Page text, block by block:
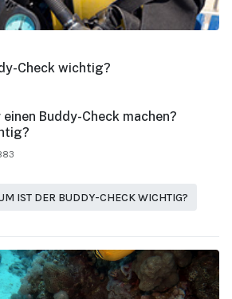
Check wichtig?
Buddy-Check machen?
IST DER BUDDY-CHECK WICHTIG?